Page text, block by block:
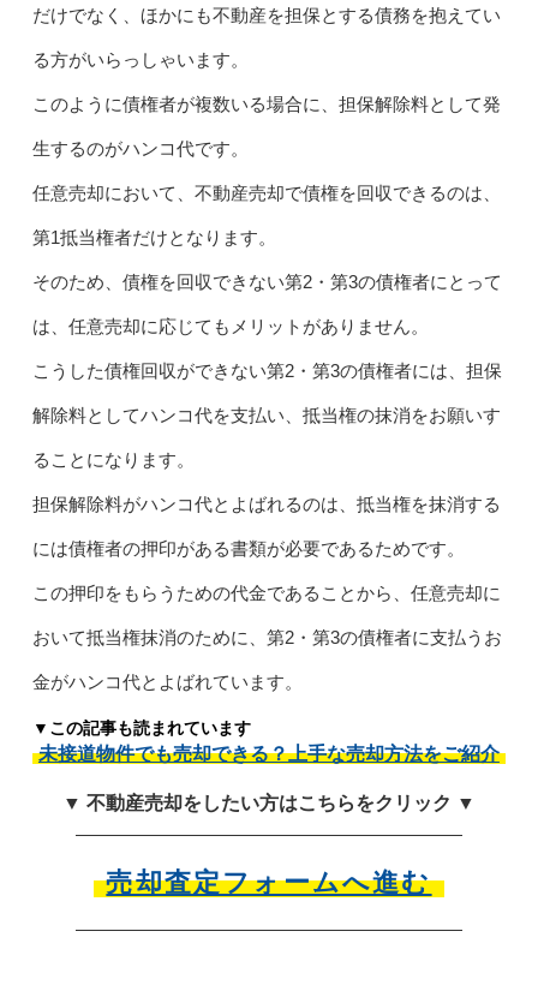
だけでなく、ほかにも不動産を担保とする債務を抱えてい
る方がいらっしゃいます。
このように債権者が複数いる場合に、担保解除料として発
生するのがハンコ代です。
任意売却において、不動産売却で債権を回収できるのは、
第1抵当権者だけとなります。
そのため、債権を回収できない第2・第3の債権者にとって
は、任意売却に応じてもメリットがありません。
こうした債権回収ができない第2・第3の債権者には、担保
解除料としてハンコ代を支払い、抵当権の抹消をお願いす
ることになります。
担保解除料がハンコ代とよばれるのは、抵当権を抹消する
には債権者の押印がある書類が必要であるためです。
この押印をもらうための代金であることから、任意売却に
おいて抵当権抹消のために、第2・第3の債権者に支払うお
金がハンコ代とよばれています。
▼この記事も読まれています
未接道物件でも売却できる？上手な売却方法をご紹介
▼ 不動産売却をしたい方はこちらをクリック ▼
売却査定フォームへ進む